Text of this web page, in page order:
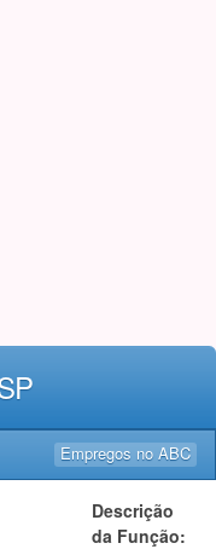
Empregos no ABC
Descrição
da Função: